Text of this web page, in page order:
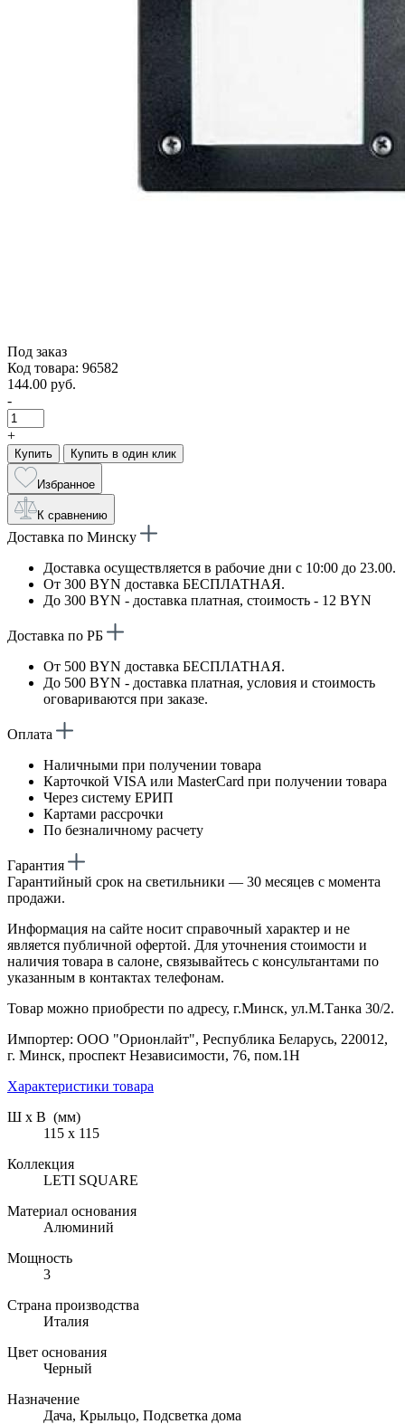
Под заказ
Код товара: 96582
144.00 руб.
-
+
Купить Купить в один клик
Избранное
К сравнению
Доставка по Минску
Доставка осуществляется в рабочие дни с 10:00 до 23.00.
От 300 BYN доставка БЕСПЛАТНАЯ.
До 300 BYN - доставка платная, стоимость - 12 BYN
Доставка по РБ
От 500 BYN доставка БЕСПЛАТНАЯ.
До 500 BYN - доставка платная, условия и стоимость
оговариваются при заказе.
Оплата
Наличными при получении товара
Карточкой VISA или MasterCard при получении товара
Через систему ЕРИП
Картами рассрочки
По безналичному расчету
Гарантия
Гарантийный срок на светильники — 30 месяцев с момента
продажи.
Информация на сайте носит справочный характер и не
является публичной офертой. Для уточнения стоимости и
наличия товара в салоне, связывайтесь с консультантами по
указанным в контактах телефонам.
Товар можно приобрести по адресу, г.Минск, ул.М.Танка 30/2.
Импортер: ООО "Орионлайт", Республика Беларусь, 220012,
г. Минск, проспект Независимости, 76, пом.1Н
Характеристики товара
Ш х В (мм)
115 х 115
Коллекция
LETI SQUARE
Материал основания
Алюминий
Мощность
3
Страна производства
Италия
Цвет основания
Черный
Назначение
Дача, Крыльцо, Подсветка дома